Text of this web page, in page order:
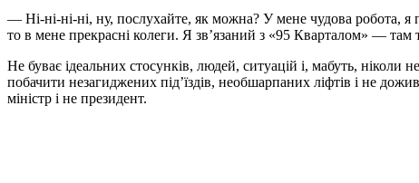
— Ні-ні-ні-ні, ну, послухайте, як можна? У мене чудова робота,
то в мене прекрасні колеги. Я зв’язаний з «95 Кварталом» —
Не буває ідеальних стосунків, людей, ситуацій і, мабуть,
побачити незагиджених під’їздів, необшарпаних ліфтів і не
міністр і не президент.